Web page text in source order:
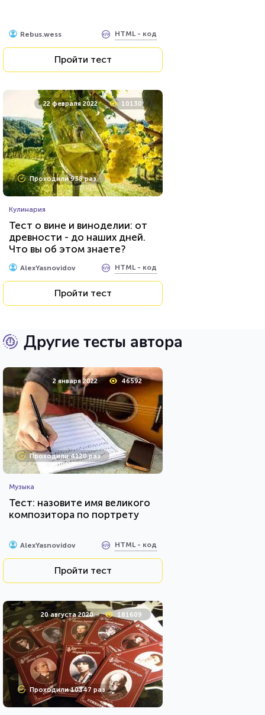
Rebus.wess HTML - код
Пройти тест
22 февраля 2022 10130
Проходили 938 раз
Кулинария
Тест о вине и виноделии: от
древности - до наших дней.
Что вы об этом знаете?
AlexYasnovidov HTML - код
Пройти тест
Другие тесты автора
2 января 2022 46592
Проходили 4120 раз
Музыка
Тест: назовите имя великого
композитора по портрету
AlexYasnovidov HTML - код
Пройти тест
20 августа 2020 181609
Проходили 10347 раз